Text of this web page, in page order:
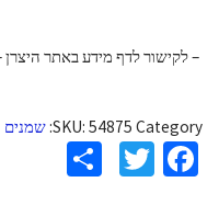
– לקישור לדף מידע באתר היצרן
SKU: 54875 Category: שמנים
Fa
T